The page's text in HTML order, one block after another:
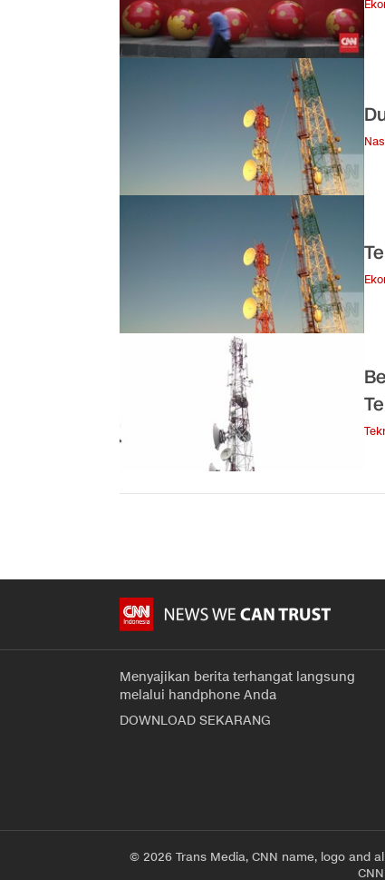
Menyajikan berita terhangat langsung
melalui handphone Anda
DOWNLOAD SEKARANG
© 2026 Trans Media, CNN name, logo and